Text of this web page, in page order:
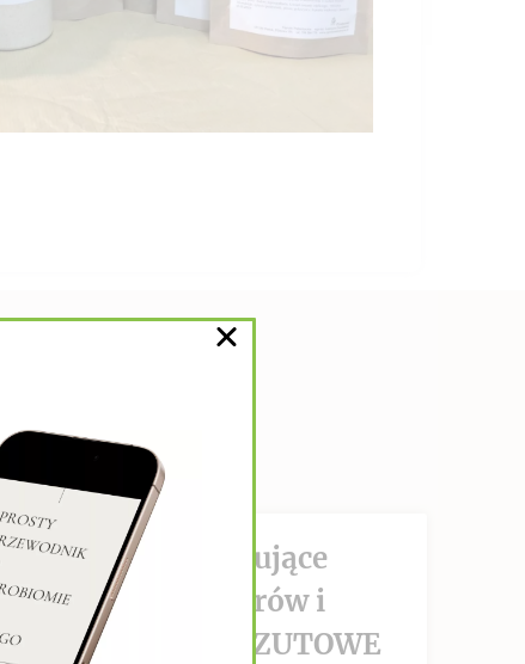
DZIAŁANIE hamujące
wzrost nowotworów i
PRZECIWPRZERZUTOWE